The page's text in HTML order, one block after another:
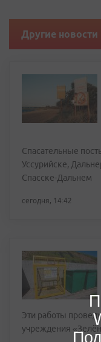
Другие новости
Спасательные
Уссурийске,
Спасске-Дальнем
сегодня, 14:42
Эти работы
учреждения